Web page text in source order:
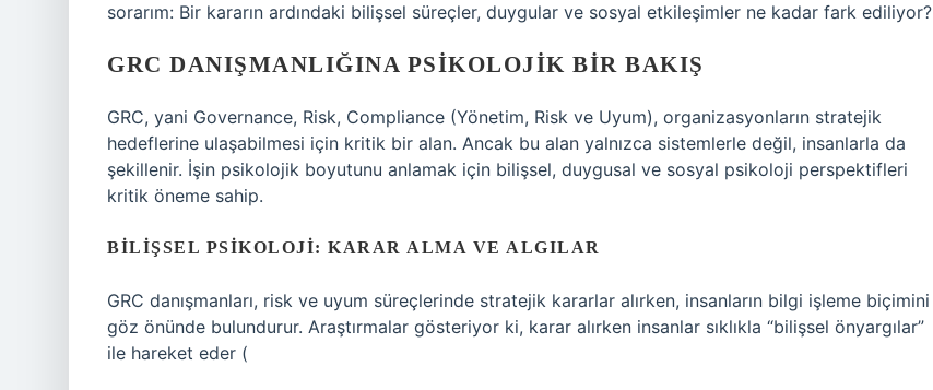
sorarım: Bir kararın ardındaki bilişsel süreçler, duygular ve sosyal etkileşimler ne kadar fark ediliyor?
GRC DANIŞMANLIĞINA PSIKOLOJIK BIR BAKIŞ
GRC, yani Governance, Risk, Compliance (Yönetim, Risk ve Uyum), organizasyonların stratejik
hedeflerine ulaşabilmesi için kritik bir alan. Ancak bu alan yalnızca sistemlerle değil, insanlarla da
şekillenir. İşin psikolojik boyutunu anlamak için bilişsel, duygusal ve sosyal psikoloji perspektifleri
kritik öneme sahip.
BILIŞSEL PSIKOLOJI: KARAR ALMA VE ALGILAR
GRC danışmanları, risk ve uyum süreçlerinde stratejik kararlar alırken, insanların bilgi işleme biçimini
göz önünde bulundurur. Araştırmalar gösteriyor ki, karar alırken insanlar sıklıkla “bilişsel önyargılar”
ile hareket eder (